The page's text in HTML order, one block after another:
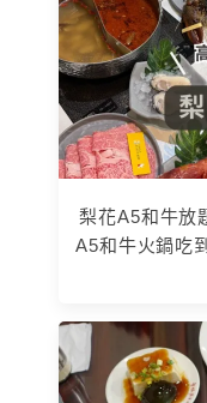
梨花A5和牛放
A5和牛火鍋吃